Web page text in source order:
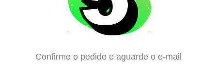
Confirme o pedido e aguarde o e-mail